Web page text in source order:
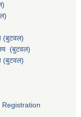
(बुटवल)
(बुटवल)
(बुटवल)
Registration